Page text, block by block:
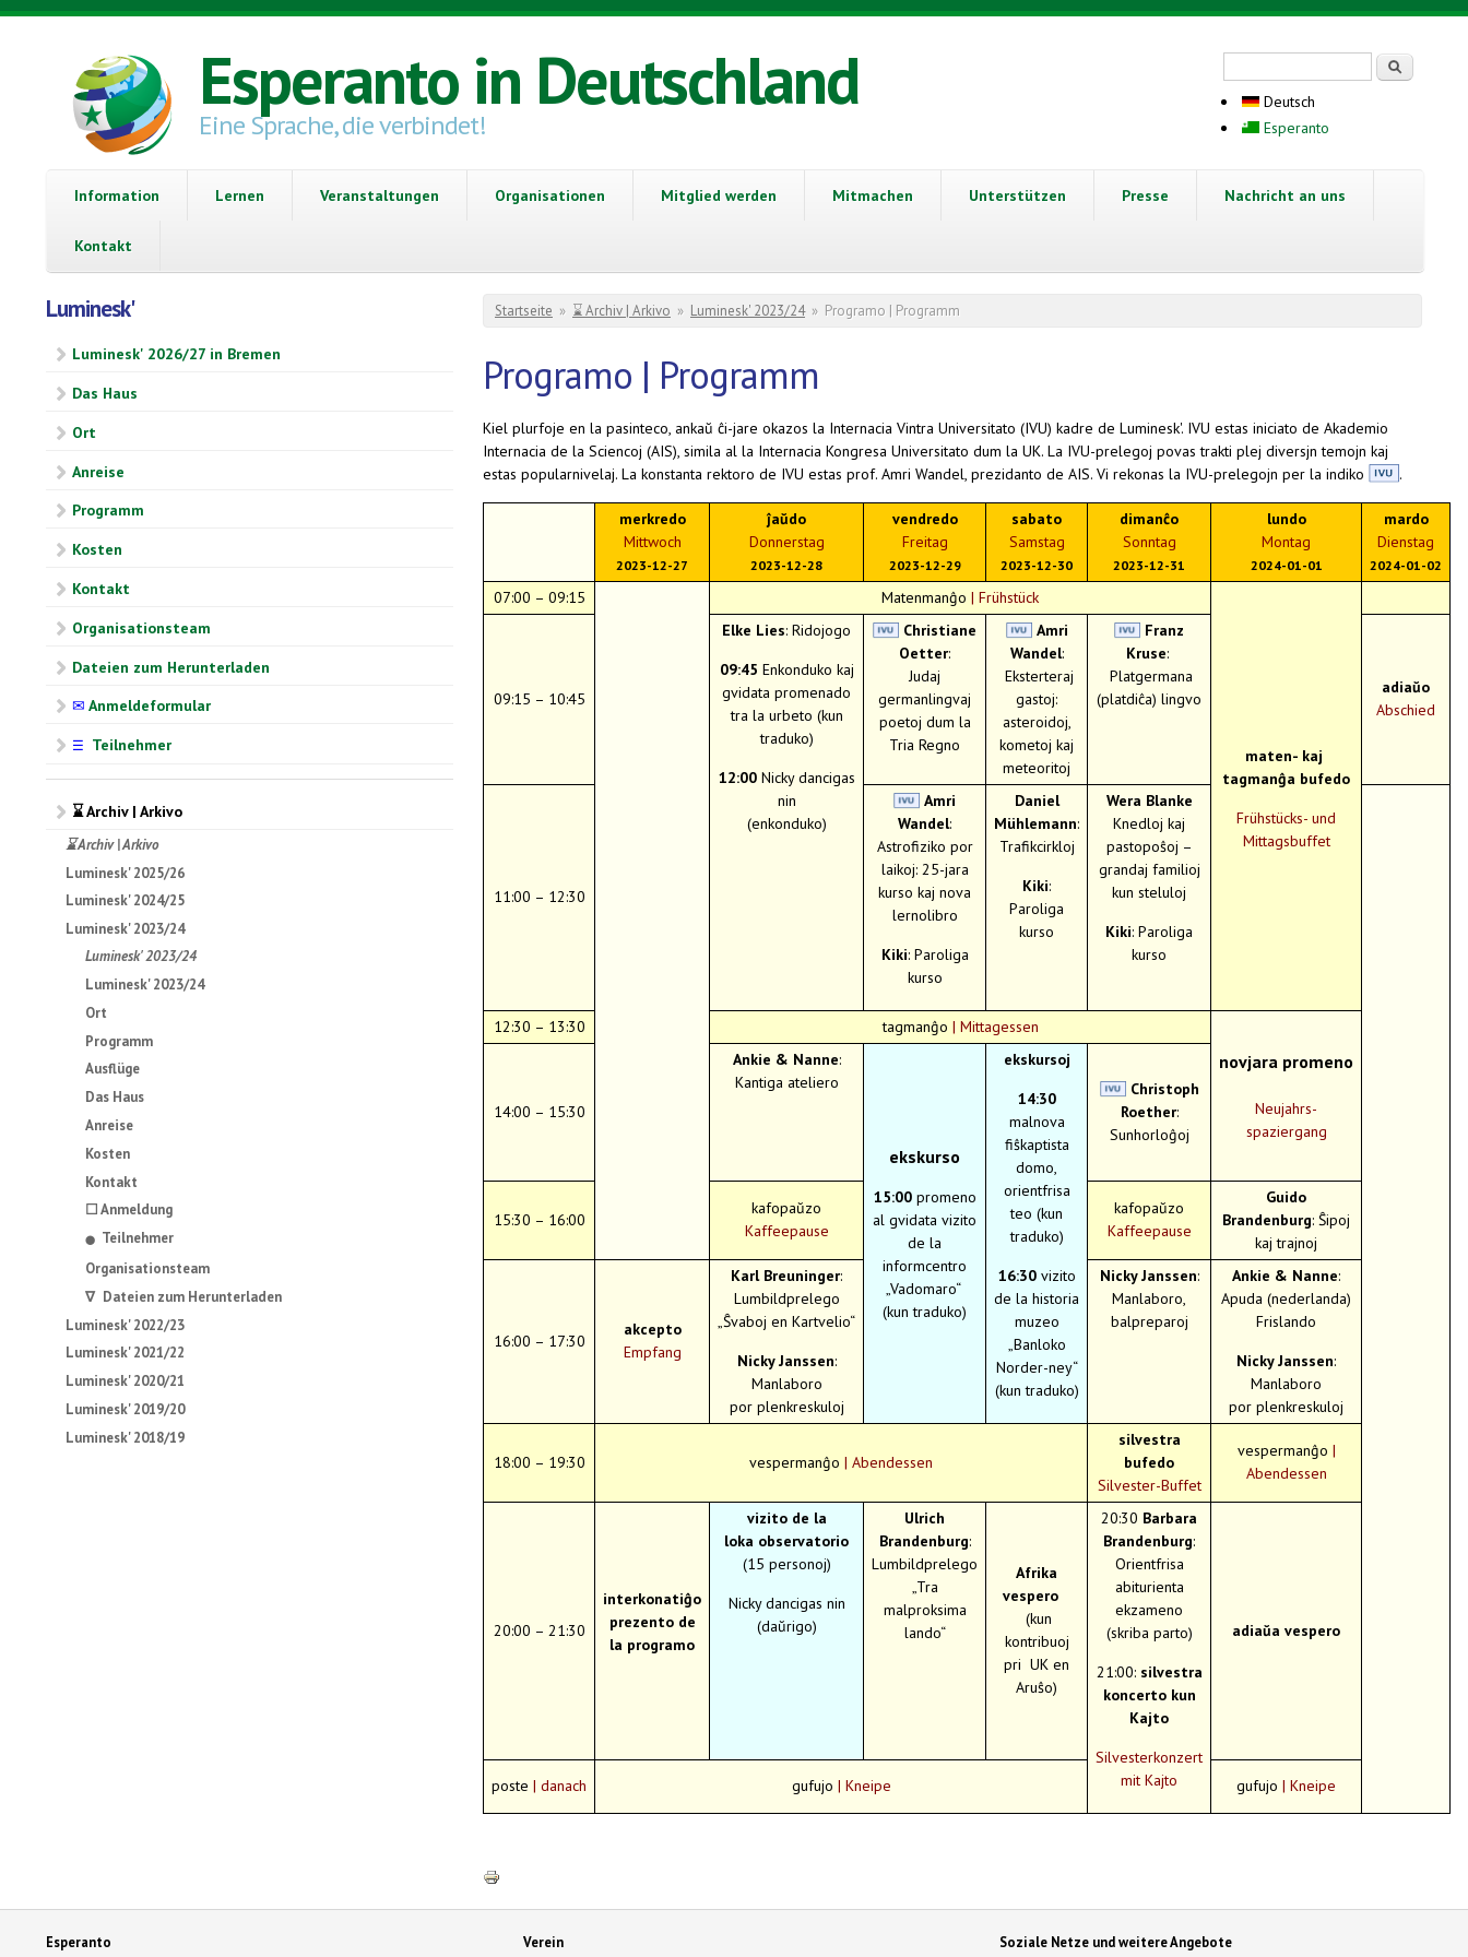
Direkt zum Inhalt
Esperanto in Deutschland
Eine Sprache, die verbindet!
Deutsch
Esperanto
Information Lernen Veranstaltungen Organisationen Mitglied werden Mitmachen Unterstützen Presse Nachricht an uns
Kontakt
Luminesk'
Luminesk' 2026/27 in Bremen
Das Haus
Ort
Anreise
Programm
Kosten
Kontakt
Organisationsteam
Dateien zum Herunterladen
✉ Anmeldeformular
☰ Teilnehmer
⌛ Archiv | Arkivo
⌛ Archiv | Arkivo
Luminesk' 2025/26
Luminesk' 2024/25
Luminesk' 2023/24
Luminesk' 2023/24
Luminesk' 2023/24
Ort
Programm
Ausflüge
Das Haus
Anreise
Kosten
Kontakt
☐ Anmeldung
⬤
Teilnehmer
Organisationsteam
∇ Dateien zum Herunterladen
Luminesk' 2022/23
Luminesk' 2021/22
Luminesk' 2020/21
Luminesk' 2019/20
Luminesk' 2018/19
Sie sind hier
Startseite » ⌛ Archiv | Arkivo » Luminesk' 2023/24 » Programo | Programm
Programo | Programm
Kiel plurfoje en la pasinteco, ankaŭ ĉi-jare okazos la Internacia Vintra Universitato (IVU) kadre de Luminesk'. IVU estas iniciato de Akademio
Internacia de la Sciencoj (AIS), simila al la Internacia Kongresa Universitato dum la UK. La IVU-prelegoj povas trakti plej diversjn temojn kaj
estas popularnivelaj. La konstanta rektoro de IVU estas prof. Amri Wandel, prezidanto de AIS. Vi rekonas la IVU-prelegojn per la indiko
.
merkredo
Mittwoch
2023-12-27
ĵaŭdo
Donnerstag
2023-12-28
vendredo
Freitag
2023-12-29
sabato
Samstag
2023-12-30
dimanĉo
Sonntag
2023-12-31
lundo
Montag
2024-01-01
mardo
Dienstag
2024-01-02
07:00 – 09:15 Matenmanĝo | Frühstück
maten- kaj
tagmanĝa bufedo
Frühstücks- und
Mittagsbuffet
09:15 – 10:45
Elke Lies: Ridojogo
09:45 Enkonduko kaj
gvidata promenado
tra la urbeto (kun
traduko)
12:00Nicky dancigas
nin
(enkonduko)
Christiane
Oetter:
Judaj
germanlingvaj
poetoj dum la
Tria Regno
Amri
Wandel:
Eksterteraj
gastoj:
asteroidoj,
kometoj kaj
meteoritoj
Franz
Kruse:
Platgermana
(platdiĉa) lingvo
adiaŭo
Abschied
11:00 – 12:30
Amri
Wandel:
Astrofiziko por
laikoj: 25-jara
kurso kaj nova
lernolibro
Kiki: Paroliga
kurso
Daniel
Mühlemann:
Trafikcirkloj
Kiki:
Paroliga
kurso
Wera Blanke
Knedloj kaj
pastopoŝoj –
grandaj familioj
kun steluloj
Kiki: Paroliga
kurso
12:30 – 13:30 tagmanĝo | Mittagessen
novjara promeno
Neujahrs-
spaziergang
14:00 – 15:30
Ankie & Nanne:
Kantiga ateliero
ekskurso
15:00promeno
al gvidata vizito
de la
informcentro
„Vadomaro“
(kun traduko)
ekskursoj
14:30
malnova
fiŝkaptista
domo,
orientfrisa
teo (kun
traduko)
16:30vizito
de la historia
muzeo
„Banloko
Norder-ney“
(kun traduko)
Christoph
Roether:
Sunhorloĝoj
15:30 – 16:00
kafopaŭzo
Kaffeepause
kafopaŭzo
Kaffeepause
Guido
Brandenburg: Ŝipoj
kaj trajnoj
16:00 – 17:30
akcepto
Empfang
Karl Breuninger:
Lumbildprelego
„Ŝvaboj en Kartvelio“
Nicky Janssen:
Manlaboro
por plenkreskuloj
Nicky Janssen:
Manlaboro,
balpreparoj
Ankie & Nanne:
Apuda (nederlanda)
Frislando
Nicky Janssen:
Manlaboro
por plenkreskuloj
18:00 – 19:30 vespermanĝo | Abendessen
silvestra
bufedo
Silvester-Buffet
vespermanĝo |
Abendessen
20:00 – 21:30
interkonatiĝo
prezento de
la programo
vizito de la
loka observatorio
(15 personoj)
Nicky dancigas nin
(daŭrigo)
Ulrich
Brandenburg:
Lumbildprelego
„Tra
malproksima
lando“
Afrika
vespero
(kun
kontribuoj
pri UK en
Aruŝo)
20:30 Barbara
Brandenburg:
Orientfrisa
abiturienta
ekzameno
(skriba parto)
21:00: silvestra
koncerto kun
Kajto
Silvesterkonzert
mit Kajto
adiaŭa vespero
poste | danach gufujo | Kneipe gufujo | Kneipe
Esperanto Verein Soziale Netze und weitere Angebote